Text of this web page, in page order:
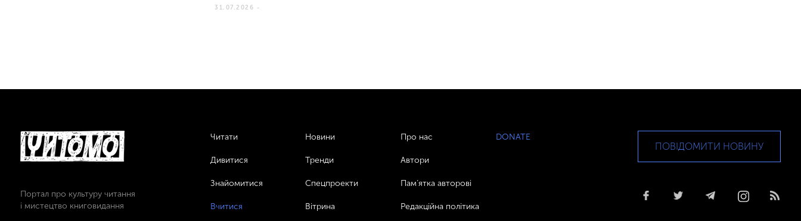
31.07.2026 -
Портал про культуру читання
і мистецтво книговидання
Читати
Дивитися
Знайомитися
Вчитися
Новини
Тренди
Спецпроекти
Вітрина
Про нас
Автори
Пам’ятка авторові
Редакційна політика
DONATE
ПОВІДОМИТИ НОВИНУ